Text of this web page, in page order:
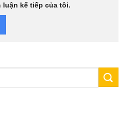
kế tiếp của tôi.